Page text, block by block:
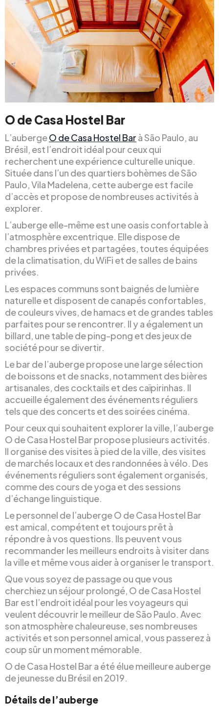
O de Casa Hostel Bar
L’aubergeO de Casa Hostel Bar à São Paulo, au
Brésil, est l’endroit idéal pour ceux qui
recherchent une expérience culturelle unique.
Située dans l’un des quartiers bohèmes de São
Paulo, Vila Madelena, cette auberge est facile
d’accès et propose de nombreuses activités à
explorer.
L’auberge elle-même est une oasis confortable à
l’atmosphère excentrique. Elle dispose de
chambres privées et partagées, toutes équipées
de la climatisation, du WiFi et de salles de bains
privées.
Les espaces communs sont baignés de lumière
naturelle et disposent de canapés confortables,
de couleurs vives, de hamacs et de grandes tables
parfaites pour se rencontrer. Il y a également un
billard, une table de ping-pong et des jeux de
société pour se divertir.
Le bar de l’auberge propose une large sélection
de boissons et de snacks, notamment des bières
artisanales, des cocktails et des caïpirinhas. Il
accueille également des événements réguliers
tels que des concerts et des soirées cinéma.
Pour ceux qui souhaitent explorer la ville, l’auberge
O de Casa Hostel Bar propose plusieurs activités.
Il organise des visites à pied de la ville, des visites
de marchés locaux et des randonnées à vélo. Des
événements réguliers sont également organisés,
comme des cours de yoga et des sessions
d’échange linguistique.
Le personnel de l’auberge O de Casa Hostel Bar
est amical, compétent et toujours prêt à
répondre à vos questions. Ils peuvent vous
recommander les meilleurs endroits à visiter dans
la ville et même vous aider à organiser le transport.
Que vous soyez de passage ou que vous
cherchiez un séjour prolongé, O de Casa Hostel
Bar est l’endroit idéal pour les voyageurs qui
veulent découvrir le meilleur de São Paulo. Avec
son atmosphère chaleureuse, ses nombreuses
activités et son personnel amical, vous passerez à
coup sûr un moment mémorable.
O de Casa Hostel Bar a été élue meilleure auberge
de jeunesse du Brésil en 2019.
Détails de l’auberge